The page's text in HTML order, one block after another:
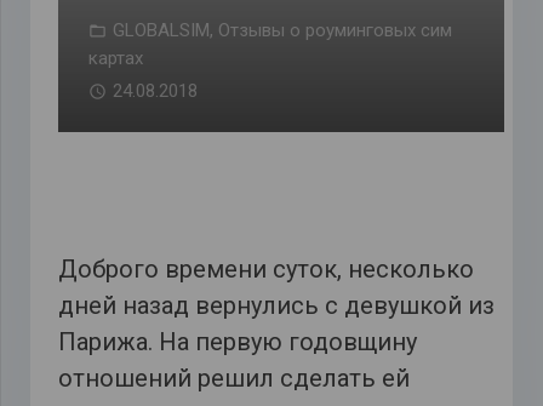
GLOBALSIM, Отзывы о роуминговых сим
картах
24.08.2018
Доброго времени суток, несколько
дней назад вернулись с девушкой из
Парижа. На первую годовщину
отношений решил сделать ей